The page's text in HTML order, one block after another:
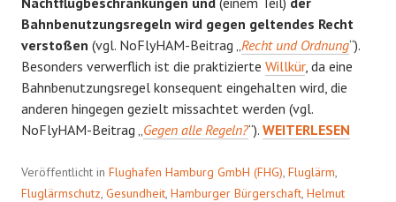
Bahnbenutzungsregeln wird gegen geltendes Recht
verstoßen (vgl. NoFlyHAM-Beitrag „Recht und Ordnung“).
Besonders verwerflich ist die praktizierte Willkür, da eine
Bahnbenutzungsregel konsequent eingehalten wird, die
anderen hingegen gezielt missachtet werden (vgl.
NoFlyHAM-Beitrag „Gegen alle Regeln?“). WEITERLESEN
Veröffentlicht in Flughafen Hamburg GmbH (FHG), Fluglärm,
Fluglärmschutz, Gesundheit, Hamburger Bürgerschaft, Helmut